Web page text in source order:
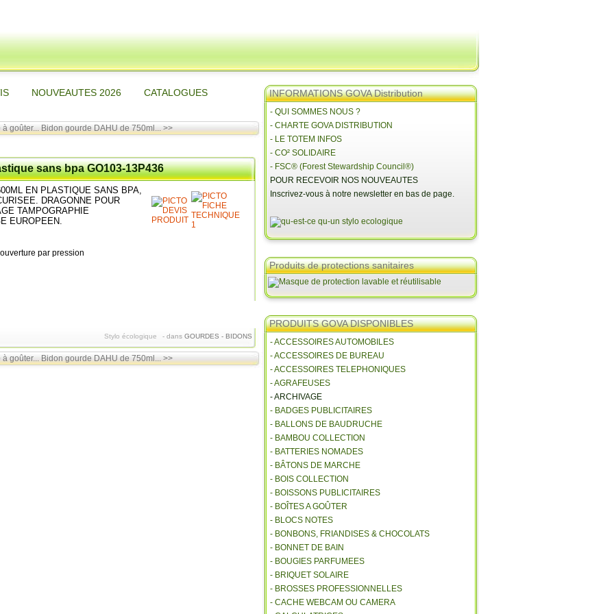
NOUVEAUTES 2026 CATALOGUES
goûter... Bidon gourde DAHU de 750ml... >>
sans bpa GO103-13P436
EN PLASTIQUE SANS BPA,
DRAGONNE POUR
TAMPOGRAPHIE
EUROPEEN.
Stylo écologique - dans GOURDES - BIDONS
goûter... Bidon gourde DAHU de 750ml... >>
INFORMATIONS GOVA Distribution
- QUI SOMMES NOUS ?
- CHARTE GOVA DISTRIBUTION
- LE TOTEM INFOS
- CO² SOLIDAIRE
- FSC® (Forest Stewardship Council®)
POUR RECEVOIR NOS NOUVEAUTES
Inscrivez-vous à notre newsletter en bas de page.
Produits de protections sanitaires
PRODUITS GOVA DISPONIBLES
- ACCESSOIRES AUTOMOBILES
- ACCESSOIRES DE BUREAU
- ACCESSOIRES TELEPHONIQUES
- AGRAFEUSES
- ARCHIVAGE
- BADGES PUBLICITAIRES
- BALLONS DE BAUDRUCHE
- BAMBOU COLLECTION
- BATTERIES NOMADES
- BÂTONS DE MARCHE
- BOIS COLLECTION
- BOISSONS PUBLICITAIRES
- BOÎTES A GOÛTER
- BLOCS NOTES
- BONBONS, FRIANDISES & CHOCOLATS
- BONNET DE BAIN
- BOUGIES PARFUMEES
- BRIQUET SOLAIRE
- BROSSES PROFESSIONNELLES
- CACHE WEBCAM OU CAMERA